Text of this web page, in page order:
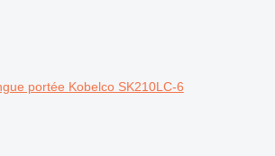
portée Kobelco SK210LC-6